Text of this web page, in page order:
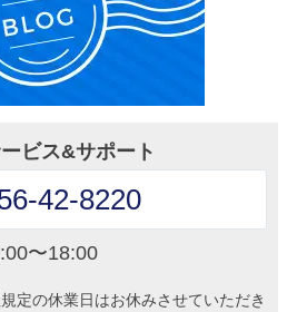
ビス&サポート
42-8220
〜18:00
定の休業日はお休みさせていただき